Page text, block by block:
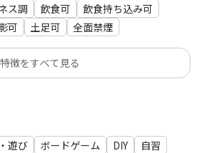
ス調 飲食可
飲食持ち込み可
可 土足可 全面禁煙
特徴をすべて見る
遊び ボードゲーム DIY 自習